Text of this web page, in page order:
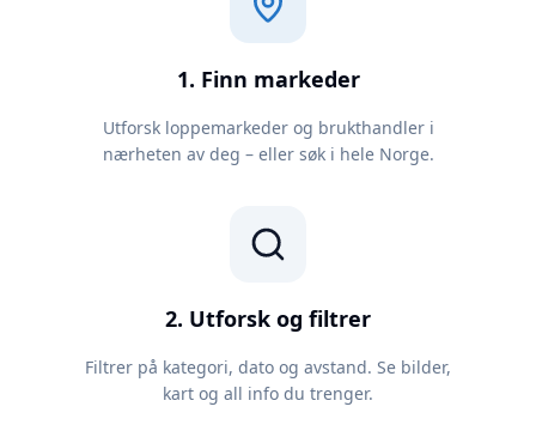
1. Finn markeder
Utforsk loppemarkeder og brukthandler i
nærheten av deg – eller søk i hele Norge.
2. Utforsk og filtrer
Filtrer på kategori, dato og avstand. Se bilder,
kart og all info du trenger.